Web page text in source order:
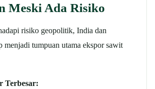
Meski Ada Risiko
risiko geopolitik, India dan
menjadi tumpuan utama ekspor sawit
Terbesar: